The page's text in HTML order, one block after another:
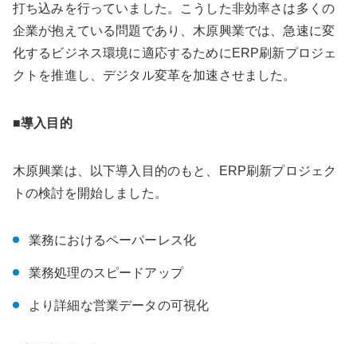
打ち込みを行っていました。こうした非効率さは多くの
企業が抱えている問題であり、木原興業では、急速に変
化するビジネス環境に適応するためにERP刷新プロジェ
クトを推進し、デジタル変革を加速させました。
■導入目的
木原興業は、以下導入目的のもと、ERP刷新プロジェク
トの検討を開始しました。
業務におけるペーパーレス化
業務処理のスピードアップ
より詳細な営業データの可視化